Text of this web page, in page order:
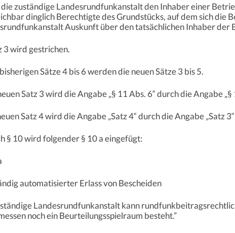
die zuständige Landesrundfunkanstalt den Inhaber einer
dinglich Berechtigte des Grundstücks, auf dem sich
Auskunft über den tatsächlichen Inhaber der
3 wird gestrichen.
Sätze 4 bis 6 werden die neuen Sätze 3 bis 5.
Satz 3 wird die Angabe „§ 11 Abs. 6“ durch die Angabe
Satz 4 wird die Angabe „Satz 4“ durch die Angabe „Satz
§ 10 wird folgender § 10 a eingefügt:
automatisierter Erlass von Bescheiden
Landesrundfunkanstalt kann
noch ein Beurteilungsspielraum besteht.”